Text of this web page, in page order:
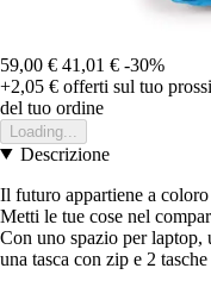
59,00 € 41,01 € -30%
+2,05 € offerti sul tuo
del tuo ordine
Loading...
Descrizione
Il futuro appartiene a
Metti le tue cose nel
Con uno spazio per laptop,
una tasca con zip e 2